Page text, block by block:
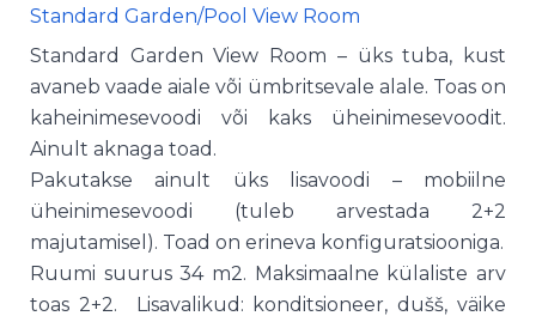
Standard Garden/Pool View Room
Standard Garden View Room – üks tuba, kust
avaneb vaade aiale või ümbritsevale alale. Toas on
kaheinimesevoodi või kaks üheinimesevoodit.
Ainult aknaga toad.
Pakutakse ainult üks lisavoodi – mobiilne
üheinimesevoodi (tuleb arvestada 2+2
majutamisel). Toad on erineva konfiguratsiooniga.
Ruumi suurus 34 m2. Maksimaalne külaliste arv
toas 2+2. Lisavalikud: konditsioneer, dušš, väike